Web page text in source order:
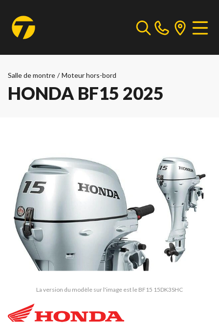
Salle de montre / Moteur hors-bord
HONDA BF15 2025
La version du modèle sur l'image est le BF15 15DK3SHC